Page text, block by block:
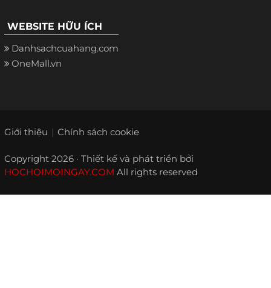
WEBSITE HỮU ÍCH
Danhsachcuahang.com
OneMall.vn
Giới thiệu Chính sách cookie
Copyright 2026 · Thiết kế và phát triển bởi
HOCHOIMOINGAY.COM All rights reserved